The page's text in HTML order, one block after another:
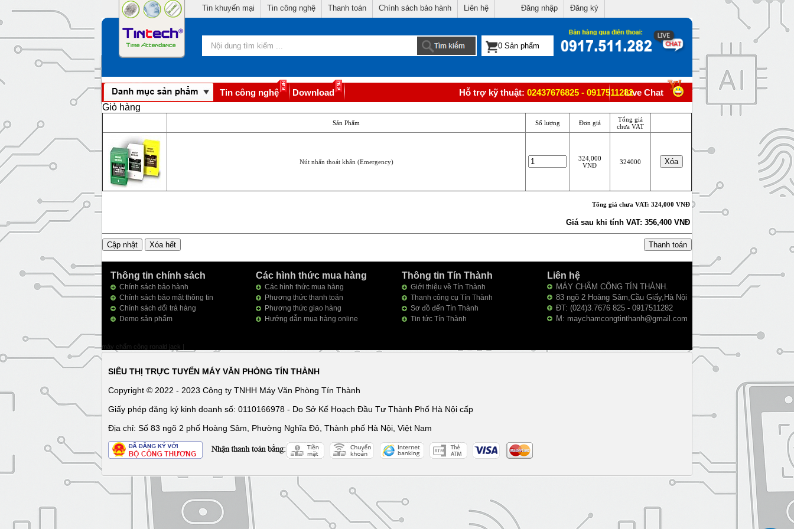
Tin khuyến mại Tin công nghệ Thanh toán Chính sách bảo hành Liên hệ Đăng nhập Đăng ký
Tin công nghệ Download Live Chat
Hỗ trợ kỹ thuật: 02437676825 - 0917511282
Giỏ hàng
Sản Phẩm Số lượng Đơn giá
Tổng giá
chưa VAT
Nút nhấn thoát khẩn (Emergency)
324,000
VNĐ
324000
Tổng giá chưa VAT: 324,000 VNĐ
Giá sau khi tính VAT: 356,400 VNĐ
Thông tin chính sách
Chính sách bảo hành
Chính sách bảo mật thông tin
Chính sách đổi trả hàng
Demo sản phẩm
Các hình thức mua hàng
Các hình thức mua hàng
Phương thức thanh toán
Phương thức giao hàng
Hướng dẫn mua hàng online
Thông tin Tín Thành
Giới thiệu về Tín Thành
Thanh công cụ Tín Thành
Sơ đồ đến Tín Thành
Tin tức Tín Thành
Liên hệ
MÁY CHẤM CÔNG TÍN THÀNH.
83 ngõ 2 Hoàng Sâm,Cầu Giấy,Hà Nội
ĐT: (024)3.7676 825 - 0917511282
M: maychamcongtinthanh@gmail.com
SIÊU THỊ TRỰC TUYẾN MÁY VĂN PHÒNG TÍN THÀNH
Copyright © 2022 - 2023 Công ty TNHH Máy Văn Phòng Tín Thành
Giấy phép đăng ký kinh doanh số: 0110166978 - Do Sở Kế Hoạch Đầu Tư Thành Phố Hà Nội cấp
Địa chỉ: Số 83 ngõ 2 phố Hoàng Sâm, Phường Nghĩa Đô, Thành phố Hà Nội, Việt Nam
máy chấm công ronald jack |